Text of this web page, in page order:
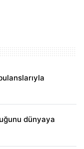
dünyaya